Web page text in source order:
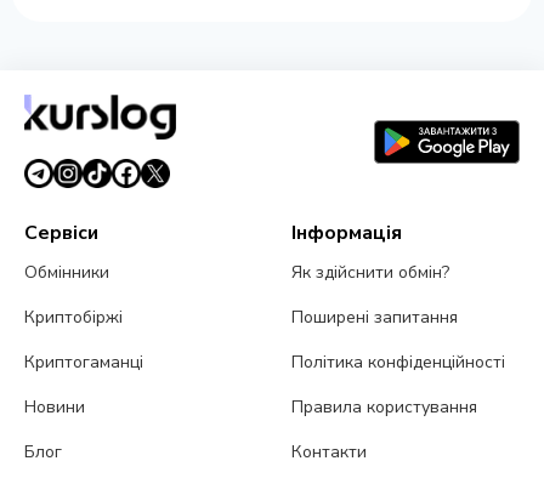
Сервіси
Обмінники
Криптобіржі
Криптогаманці
Новини
Блог
Інформація
Як здійснити обмін?
Поширені запитання
Політика конфіденційності
Правила користування
Контакти